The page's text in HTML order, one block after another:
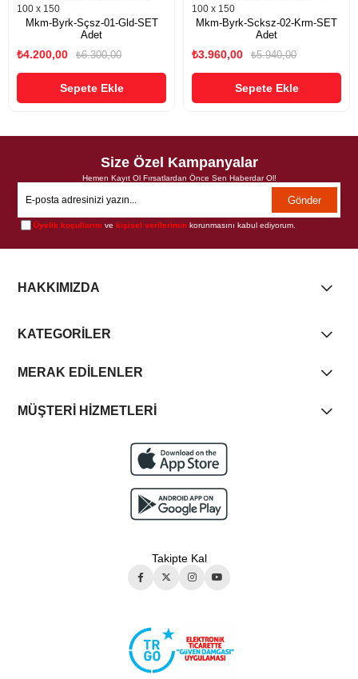
100 x 150
Mkm-Byrk-Sçsz-01-Gld-SET
Adet
₺4.200,00 ₺6.300,00
Sepete Ekle
100 x 150
Mkm-Byrk-Scksz-02-Krm-SET
Adet
₺3.960,00 ₺5.940,00
Sepete Ekle
Size Özel Kampanyalar
Hemen Kayıt Ol Fırsatlardan Önce Sen Haberdar Ol!
Gönder
Üyelik koşullarını vekişisel verilerimin korunmasını kabul ediyorum.
HAKKIMIZDA
KATEGORİLER
MERAK EDİLENLER
MÜŞTERİ HİZMETLERİ
Takipte Kal